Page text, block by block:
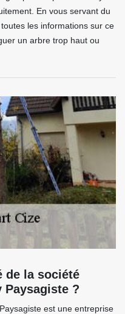
En vous servant du
les informations sur ce
un arbre trop haut ou
de la société
Paysagiste ?
est une entreprise